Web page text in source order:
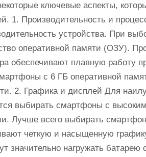
ключевые аспекты,
1. Производительность и
устройства. При
оперативной памяти (ОЗУ).
обеспечивают плавную работу
с 6 ГБ оперативной
2. Графика и дисплей Для
выбирать смартфоны с
Лучше всего выбирать
четкую и насыщенную
значительно нагружать